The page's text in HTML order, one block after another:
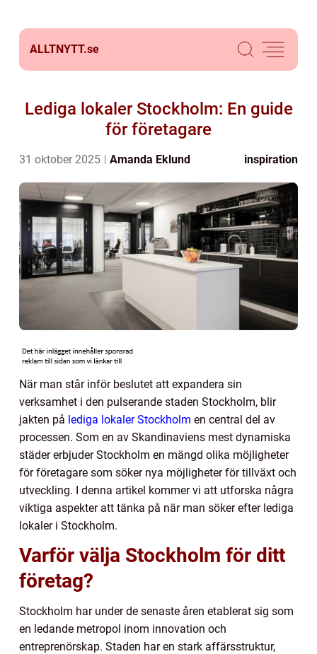
ALLTNYTT.se
Lediga lokaler Stockholm: En guide
för företagare
31 oktober 2025 Amanda Eklund inspiration
När man står inför beslutet att expandera sin
verksamhet i den pulserande staden Stockholm, blir
jakten på lediga lokaler Stockholm en central del av
processen. Som en av Skandinaviens mest dynamiska
städer erbjuder Stockholm en mängd olika möjligheter
för företagare som söker nya möjligheter för tillväxt och
utveckling. I denna artikel kommer vi att utforska några
viktiga aspekter att tänka på när man söker efter lediga
lokaler i Stockholm.
Varför välja Stockholm för ditt
företag?
Stockholm har under de senaste åren etablerat sig som
en ledande metropol inom innovation och
entreprenörskap. Staden har en stark affärsstruktur,